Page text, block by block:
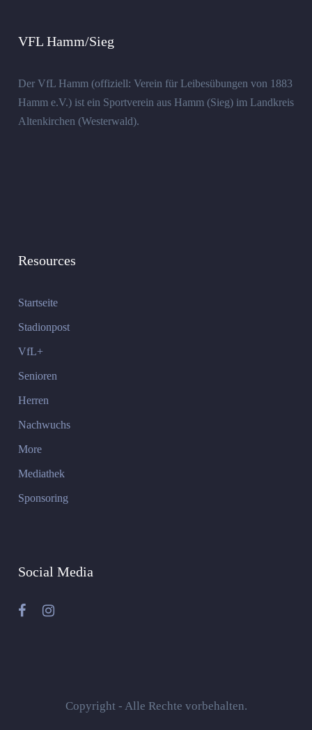
VFL Hamm/Sieg
Der VfL Hamm (offiziell: Verein für Leibesübungen von 1883
Hamm e.V.) ist ein Sportverein aus Hamm (Sieg) im Landkreis
Altenkirchen (Westerwald).
Resources
Startseite
Stadionpost
VfL+
Senioren
Herren
Nachwuchs
More
Mediathek
Sponsoring
Social Media
Copyright - Alle Rechte vorbehalten.